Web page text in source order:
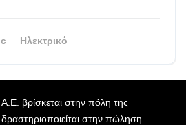
Ηλεκτρικό
βρίσκεται στην πόλη της
στην πώληση